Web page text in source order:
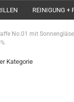
REINIGUNG +
No.01 mit
Kategorie